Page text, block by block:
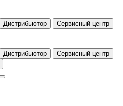
Дистрибьютор Сервисный центр
Дистрибьютор
Сервисный центр